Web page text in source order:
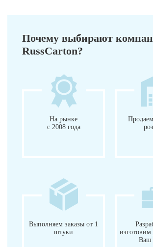
Почему выбирают
RussCarton?
На рынке
с 2008 года
Выполняем заказы от 1
штуки
изготовим
Ваш